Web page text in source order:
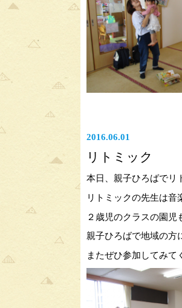
2016.06.01
リトミック
本日、親子ひろばでリ
リトミックの先生は音
２歳児のクラスの園
親子ひろばで地域の方
またぜひ参加してみて